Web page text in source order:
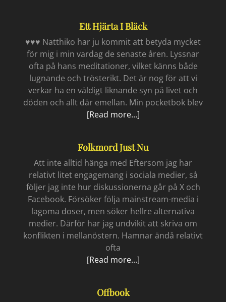
Ett Hjärta I Bläck
♥♥♥ Natthiko har ju kommit att betyda mycket
för mig i min vardag de senaste åren. Lyssnar
ofta på hans meditationer, vilket känns både
lugnande och trösterikt. Det är nog för att vi
verkar ha en väldigt liknande syn på livet och
döden och allt där emellan. Min pocketbok blev
[Read more...]Ett
bläck
Folkmord Just Nu
Att inte alltid hänga med Eftersom jag har
relativt litet engagemang i sociala medier, så
följer jag inte hur diskussionerna går på X och
Facebook. Försöker följa mainstream-media i
lagoma doser, men söker hellre alternativa
medier. Därför har jag undvikit att skriva om
konflikten i mellanöstern. Hamnar ändå relativt
ofta
[Read more...]Folkmord
Offbook